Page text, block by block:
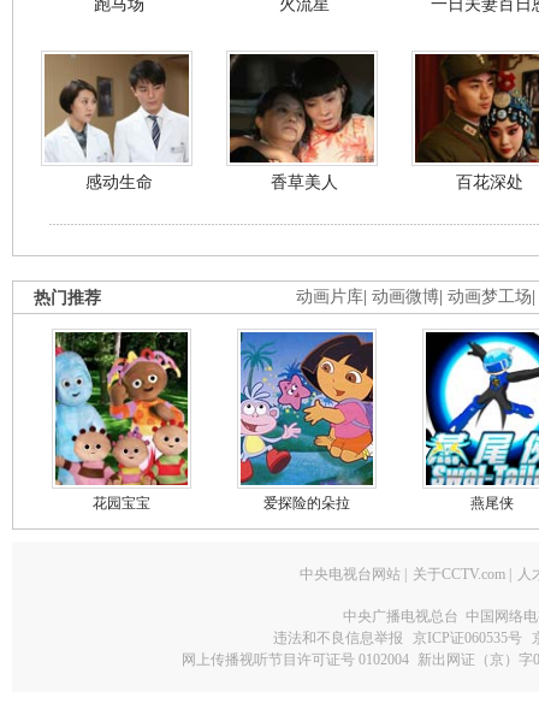
感动生命 香草美人 百花深处
动画片库 动画微博 动画梦工场
热门推荐
花园宝宝 爱探险的朵拉 燕尾侠
中央电视台网站 关于CCTV.com 人
中央广播电视总台 中国网络
违法和不良信息举报
京ICP证060535号
网上传播视听节目许可证号 0102004 新出网证（京）